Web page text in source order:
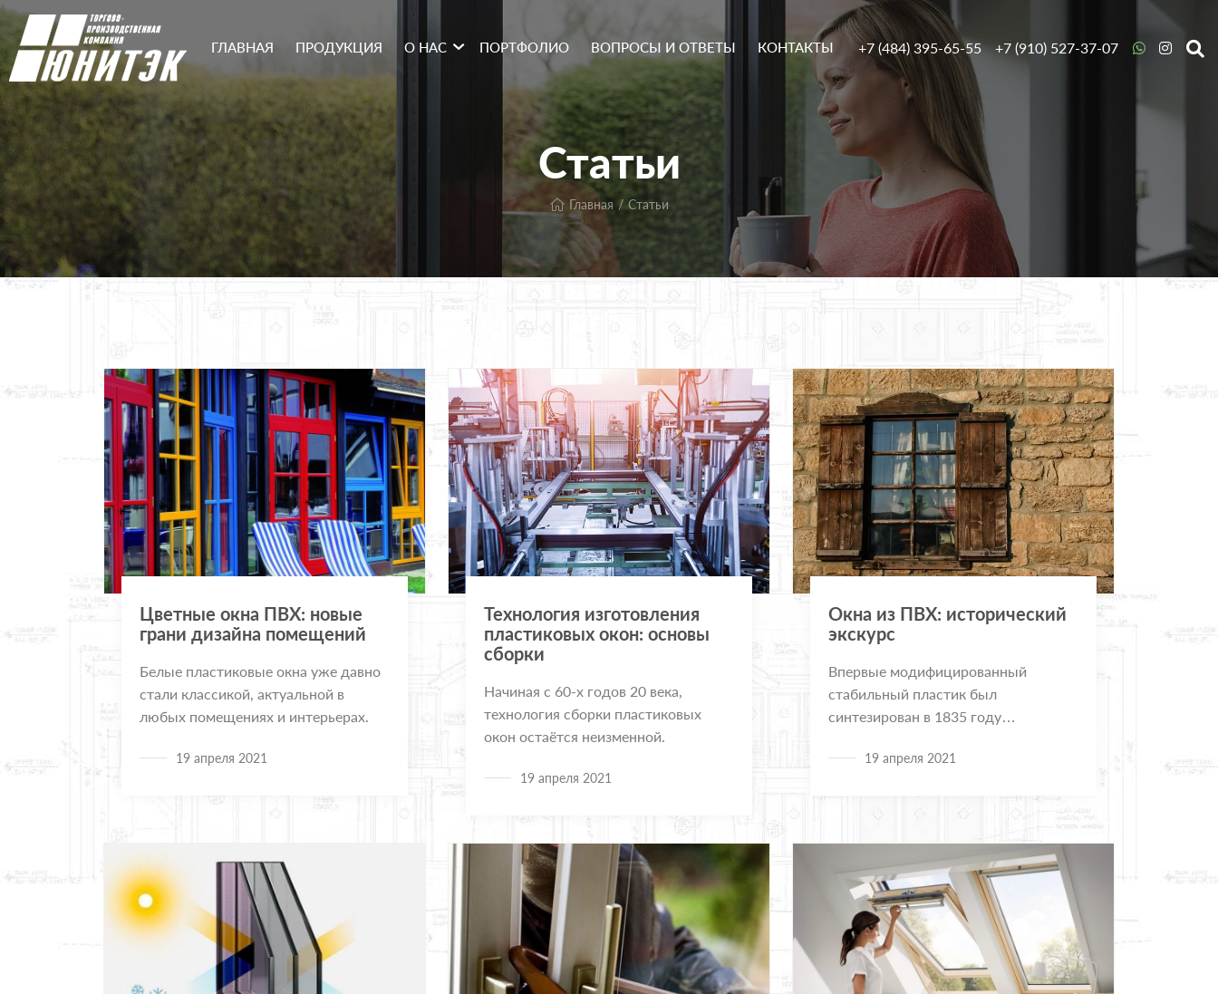
ГЛАВНАЯ ПРОДУКЦИЯ О НАС ПОРТФОЛИО ВОПРОСЫ И ОТВЕТЫ КОНТАКТЫ +7 (484) 395-65-55 +7 (910) 527-37-07
Статьи
Главная Статьи
Цветные окна ПВХ: новые
грани дизайна помещений
Белые пластиковые окна уже давно
стали классикой, актуальной в
любых помещениях и интерьерах.
19 апреля 2021
Технология изготовления
пластиковых окон: основы
сборки
Начиная с 60-х годов 20 века,
технология сборки пластиковых
окон остаётся неизменной.
19 апреля 2021
Окна из ПВХ: исторический
экскурс
Впервые модифицированный
стабильный пластик был
синтезирован в 1835 году
Реньо19 апреля 2021